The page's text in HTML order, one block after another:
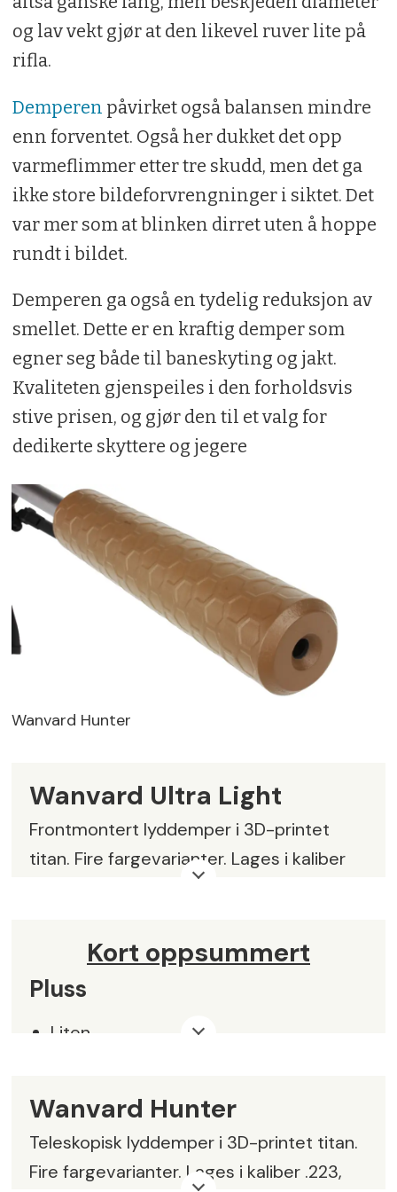
og lav vekt gjør at den likevel ruver lite på
rifla.
Demperen påvirket også balansen mindre
enn forventet. Også her dukket det opp
varmeflimmer etter tre skudd, men det ga
ikke store bildeforvrengninger i siktet. Det
var mer som at blinken dirret uten å hoppe
rundt i bildet.
Demperen ga også en tydelig reduksjon av
smellet. Dette er en kraftig demper som
egner seg både til baneskyting og jakt.
Kvaliteten gjenspeiles i den forholdsvis
stive prisen, og gjør den til et valg for
dedikerte skyttere og jegere
Wanvard Hunter
Wanvard Ultra Light
Frontmontert lyddemper i 3D-printet
titan. Fire fargevarianter. Lages i kaliber
Vekt:150 g i M14x1
Lengde:
Pris:kr 7290,-
Leverandør:Schou AS, schouvapen.no
Kort oppsummert
Pluss
Liten
Solid utførelse
Minus
Wanvard Hunter
Teleskopisk lyddemper i 3D-printet titan.
Fire fargevarianter. Lages i kaliber .223,